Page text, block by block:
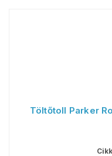
Töltőtoll Parker